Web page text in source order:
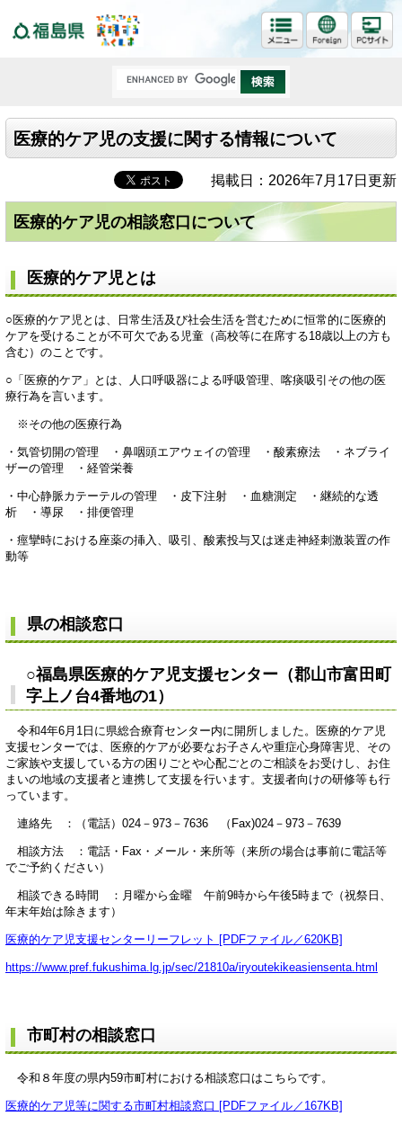
医療的ケア児の支援に関する情報について
掲載日：2026年7月17日更新
医療的ケア児の相談窓口について
医療的ケア児とは
○医療的ケア児とは、日常生活及び社会生活を営むために恒常的に医療的
ケアを受けることが不可欠である児童（高校等に在席する18歳以上の方も
含む）のことです。
○「医療的ケア」とは、人口呼吸器による呼吸管理、喀痰吸引その他の医
療行為を言います。
※その他の医療行為
・気管切開の管理 ・鼻咽頭エアウェイの管理 ・酸素療法 ・ネブライ
ザーの管理 ・経管栄養
・中心静脈カテーテルの管理 ・皮下注射 ・血糖測定 ・継続的な透
析 ・導尿 ・排便管理
・痙攣時における座薬の挿入、吸引、酸素投与又は迷走神経刺激装置の作
動等
県の相談窓口
○福島県医療的ケア児支援センター（郡山市富田町
字上ノ台4番地の1）
令和4年6月1日に県総合療育センター内に開所しました。医療的ケア児
支援センターでは、医療的ケアが必要なお子さんや重症心身障害児、その
ご家族や支援している方の困りごとや心配ごとのご相談をお受けし、お住
まいの地域の支援者と連携して支援を行います。支援者向けの研修等も行
っています。
連絡先 ：（電話）024－973－7636 （Fax)024－973－7639
相談方法 ：電話・Fax・メール・来所等（来所の場合は事前に電話等
でご予約ください）
相談できる時間 ：月曜から金曜 午前9時から午後5時まで（祝祭日、
年末年始は除きます）
医療的ケア児支援センターリーフレット [PDFファイル／620KB]
https://www.pref.fukushima.lg.jp/sec/21810a/iryoutekikeasiensenta.html
市町村の相談窓口
令和８年度の県内59市町村における相談窓口はこちらです。
医療的ケア児等に関する市町村相談窓口 [PDFファイル／167KB]